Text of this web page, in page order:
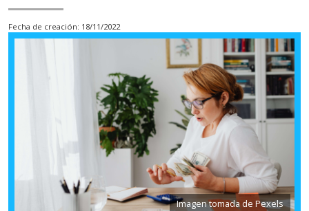
18/11/2022
Imagen tomada de Pexels